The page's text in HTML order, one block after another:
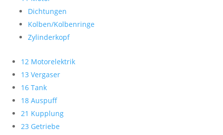
Dichtungen
Kolben/Kolbenringe
Zylinderkopf
12 Motorelektrik
13 Vergaser
16 Tank
18 Auspuff
21 Kupplung
23 Getriebe